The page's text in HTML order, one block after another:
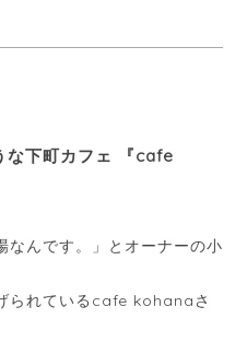
な下町カフェ 『cafe
なんです。」とオーナーの小
られているcafe kohanaさ